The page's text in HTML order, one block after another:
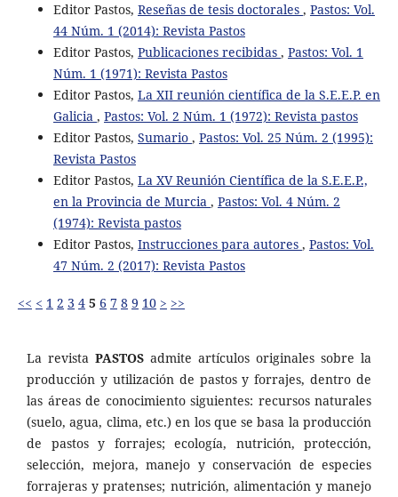
Editor Pastos, Reseñas de tesis doctorales , Pastos: Vol.
44 Núm. 1 (2014): Revista Pastos
Editor Pastos, Publicaciones recibidas , Pastos: Vol. 1
Núm. 1 (1971): Revista Pastos
Editor Pastos, La XII reunión científica de la S.E.E.P. en
Galicia , Pastos: Vol. 2 Núm. 1 (1972): Revista pastos
Editor Pastos, Sumario , Pastos: Vol. 25 Núm. 2 (1995):
Revista Pastos
Editor Pastos, La XV Reunión Científica de la S.E.E.P.,
en la Provincia de Murcia , Pastos: Vol. 4 Núm. 2
(1974): Revista pastos
Editor Pastos, Instrucciones para autores , Pastos: Vol.
47 Núm. 2 (2017): Revista Pastos
<< < 1 2 3 4 5 6 7 8 9 10 > >>
La revista PASTOS admite artículos originales sobre la
producción y utilización de pastos y forrajes, dentro de
las áreas de conocimiento siguientes: recursos naturales
(suelo, agua, clima, etc.) en los que se basa la producción
de pastos y forrajes; ecología, nutrición, protección,
selección, mejora, manejo y conservación de especies
forrajeras y pratenses; nutrición, alimentación y manejo